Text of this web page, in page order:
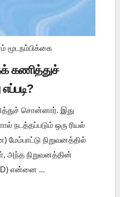
மூடநம்பிக்கை
கணித்துச்
சொன்னார். இது
நடத்தப்படும் ஒரு ரியல்
நிறுவனத்தில்
அந்த நிறுவனத்தின்
என்னை ...